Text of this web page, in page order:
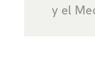
y el